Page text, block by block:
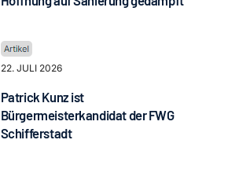
22. JULI 2026
Patrick Kunz ist
Bürgermeisterkandidat der FWG
Schifferstadt